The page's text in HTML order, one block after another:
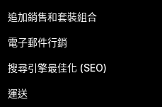
追加銷售和套裝組合
電子郵件行銷
搜尋引擎最佳化 (SEO)
運送